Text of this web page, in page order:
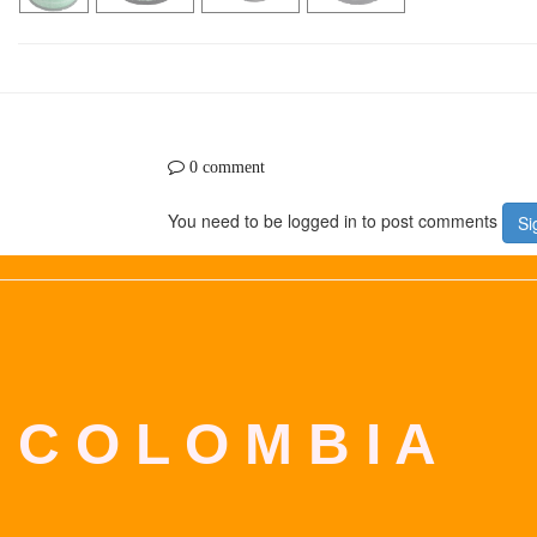
0 comment
You need to be logged in to post comments
C O L O M B I A